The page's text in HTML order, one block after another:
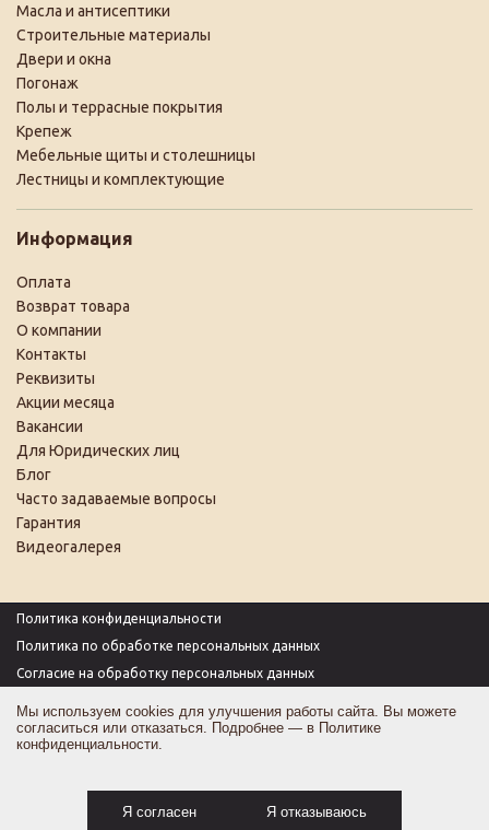
Масла и антисептики
Строительные материалы
Двери и окна
Погонаж
Полы и террасные покрытия
Крепеж
Мебельные щиты и столешницы
Лестницы и комплектующие
Информация
Оплата
Возврат товара
О компании
Контакты
Реквизиты
Акции месяца
Вакансии
Для Юридических лиц
Блог
Часто задаваемые вопросы
Гарантия
Видеогалерея
Политика конфиденциальности
Политика по обработке персональных данных
Согласие на обработку персональных данных
Согласие на получение рекламы
Оферта
Мы используем cookies для улучшения работы сайта. Вы можете
согласиться или отказаться. Подробнее — в Политике
конфиденциальности.
Я согласен Я отказываюсь